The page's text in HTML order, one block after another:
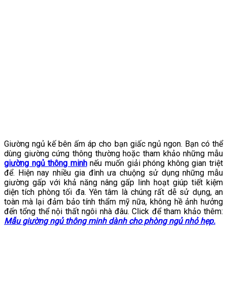
Giường ngủ kế bên ấm áp cho bạn giấc ngủ ngon. Bạn có thể
dùng giường cứng thông thường hoặc tham khảo những mẫu
giường ngủ thông minhnếu muốn giải phóng không gian triệt
để. Hiện nay nhiều gia đình ưa chuộng sử dụng những mẫu
giường gấp với khả năng nâng gấp linh hoạt giúp tiết kiệm
diện tích phòng tối đa. Yên tâm là chúng rất dễ sử dụng, an
toàn mà lại đảm bảo tính thẩm mỹ nữa, không hề ảnh hưởng
đến tổng thể nội thất ngôi nhà đâu. Click để tham khảo thêm:
Mẫu giường ngủ thông minh dành cho phòng ngủ nhỏ hẹp.